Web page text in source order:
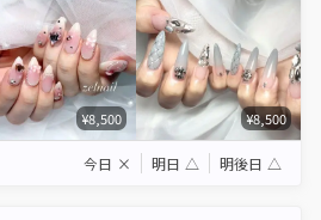
¥8,500 ¥8,500
今日 × 明日 △ 明後日 △